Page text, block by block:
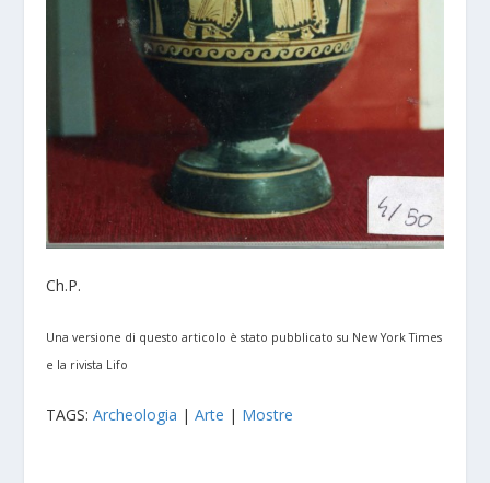
Ch.P.
Una versione di questo articolo è stato pubblicato su New York Times
e la rivista Lifo
TAGS:Archeologia |Arte | Mostre